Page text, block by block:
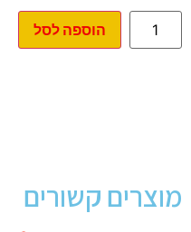
הוספה לסל
מוצרים קשורים